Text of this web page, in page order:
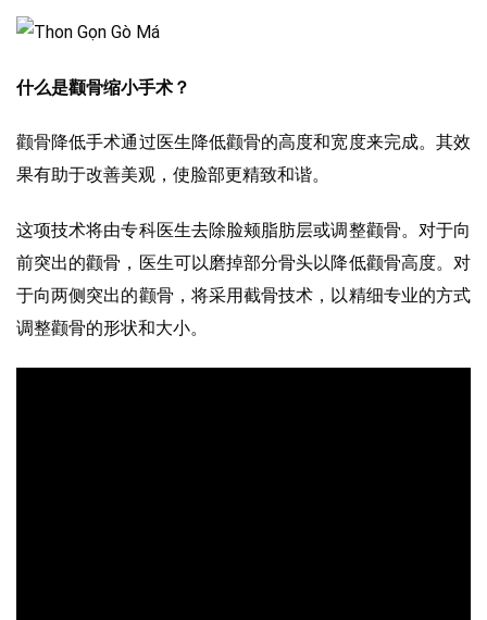
什么是颧骨缩小手术？
颧骨降低手术通过医生降低颧骨的高度和宽度来完成。其效
果有助于改善美观，使脸部更精致和谐。
这项技术将由专科医生去除脸颊脂肪层或调整颧骨。对于向
前突出的颧骨，医生可以磨掉部分骨头以降低颧骨高度。对
于向两侧突出的颧骨，将采用截骨技术，以精细专业的方式
调整颧骨的形状和大小。